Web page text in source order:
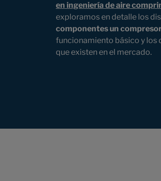
en ingeniería de aire
exploramos en detalle los
componentes un
funcionamiento básico y los
que existen en el mercado.